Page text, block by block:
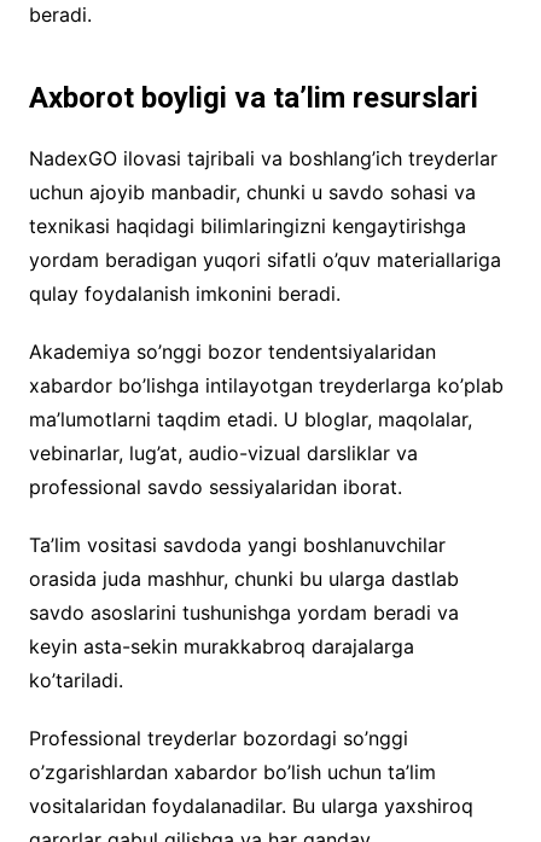
beradi.
Axborot boyligi va ta’lim resurslari
NadexGO ilovasi tajribali va boshlang’ich treyderlar
uchun ajoyib manbadir, chunki u savdo sohasi va
texnikasi haqidagi bilimlaringizni kengaytirishga
yordam beradigan yuqori sifatli o’quv materiallariga
qulay foydalanish imkonini beradi.
Akademiya so’nggi bozor tendentsiyalaridan
xabardor bo’lishga intilayotgan treyderlarga ko’plab
ma’lumotlarni taqdim etadi. U bloglar, maqolalar,
vebinarlar, lug’at, audio-vizual darsliklar va
professional savdo sessiyalaridan iborat.
Ta’lim vositasi savdoda yangi boshlanuvchilar
orasida juda mashhur, chunki bu ularga dastlab
savdo asoslarini tushunishga yordam beradi va
keyin asta-sekin murakkabroq darajalarga
ko’tariladi.
Professional treyderlar bozordagi so’nggi
o’zgarishlardan xabardor bo’lish uchun ta’lim
vositalaridan foydalanadilar. Bu ularga yaxshiroq